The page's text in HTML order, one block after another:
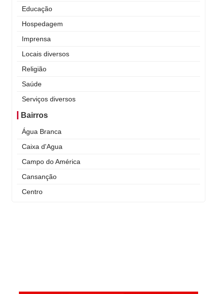
Educação
Hospedagem
Imprensa
Locais diversos
Religião
Saúde
Serviços diversos
Bairros
Água Branca
Caixa d'Agua
Campo do América
Cansanção
Centro